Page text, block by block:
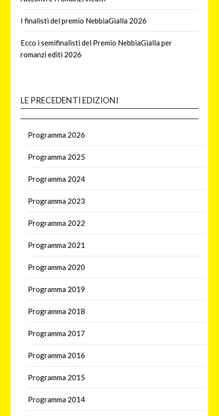
I finalisti del premio NebbiaGialla 2026
Ecco i semifinalisti del Premio NebbiaGialla per
romanzi editi 2026
LE PRECEDENTI EDIZIONI
Programma 2026
Programma 2025
Programma 2024
Programma 2023
Programma 2022
Programma 2021
Programma 2020
Programma 2019
Programma 2018
Programma 2017
Programma 2016
Programma 2015
Programma 2014